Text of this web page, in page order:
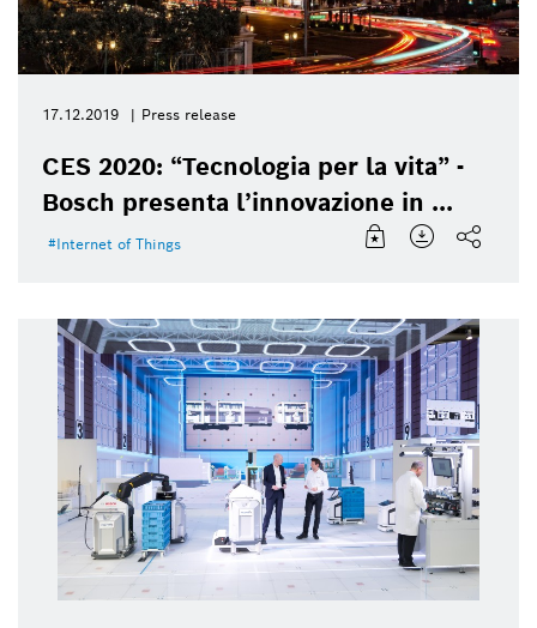
17.12.2019 Press release
CES 2020: “Tecnologia per la vita” -
Bosch presenta l’innovazione in ...
Internet of Things